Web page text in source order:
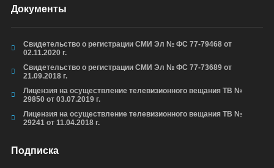
Документы
Свидетельство о регистрации СМИ Эл № ФС 77-79468 от
02.11.2020 г.
Свидетельство о регистрации СМИ Эл № ФС 77-73689 от
21.09.2018 г.
Лицензия на осуществление телевизионного вещания ТВ №
29850 от 03.07.2019 г.
Лицензия на осуществление телевизионного вещания ТВ №
29241 от 11.04.2018 г.
Подписка